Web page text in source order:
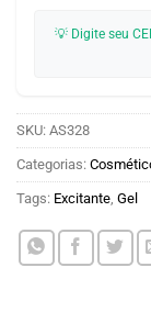
💡 Digite seu
SKU: AS328
Categorias:
Tags: Excitante, Gel